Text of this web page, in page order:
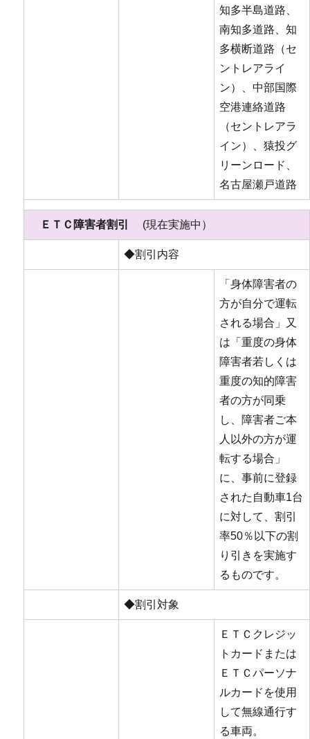
知多半島道路、
南知多道路、知
多横断道路（セ
ントレアライ
ン）、中部国際
空港連絡道路
（セントレアラ
イン）、猿投グ
リーンロード、
名古屋瀬戸道路
ＥＴＣ障害者割引 (現在実施中）
◆割引内容
「身体障害者の
方が自分で運転
される場合」又
は「重度の身体
障害者若しくは
重度の知的障害
者の方が同乗
し、障害者ご本
人以外の方が運
転する場合」
に、事前に登録
された自動車1台
に対して、割引
率50％以下の割
り引きを実施す
るものです。
◆割引対象
ＥＴＣクレジッ
トカードまたは
ＥＴＣパーソナ
ルカードを使用
して無線通行す
る車両。